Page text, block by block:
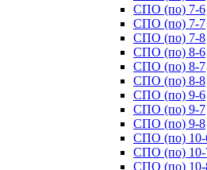
СПО (по) 7-6
СПО (по) 7-7
СПО (по) 7-8
СПО (по) 8-6
СПО (по) 8-7
СПО (по) 8-8
СПО (по) 9-6
СПО (по) 9-7
СПО (по) 9-8
СПО (по) 10-
СПО (по) 10-
СПО (по) 10-